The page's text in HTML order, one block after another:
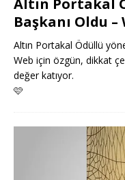
Başkanı Oldu
Altın Portakal Ödüllü
Web için özgün, dikkat
değer katıyor.
🩷